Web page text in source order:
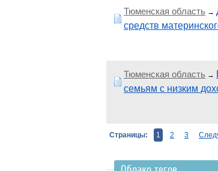
Тюменская область →
средств
Тюменская область →
семьям с низким
Страницы: 1 2 3